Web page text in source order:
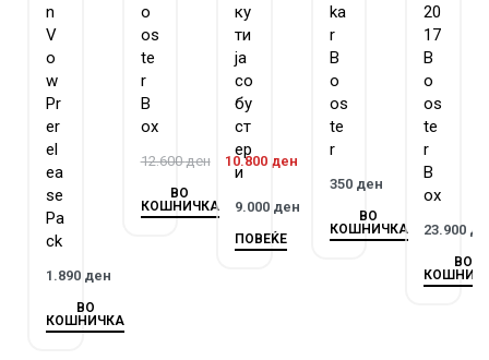
n
V
o
w
Pr
er
el
ea
se
Pa
ck
1.890 ден
ВО
КОШНИЧКА
o
os
te
r
B
ox
12.600ден 10.800 ден
ВО
КОШНИЧКА
ку
ти
ја
со
бу
ст
ер
и
9.000 ден
ПОВЕЌЕ
ka
r
B
o
os
te
r
350 ден
ВО
КОШНИЧКА
20
17
B
o
os
te
r
B
ox
23.900
ВО